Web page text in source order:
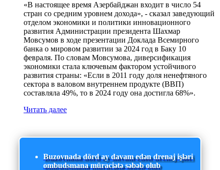
«В настоящее время Азербайджан входит в число 54
стран со средним уровнем дохода», - сказал заведующий
отделом экономики и политики инновационного
развития Администрации президента Шахмар
Мовсумов в ходе презентации Доклада Всемирного
банка о мировом развитии за 2024 год в Баку 10
февраля. По словам Мовсумова, диверсификация
экономики стала ключевым фактором устойчивого
развития страны: «Если в 2011 году доля ненефтяного
сектора в валовом внутреннем продукте (ВВП)
составляла 49%, то в 2024 году она достигла 68%».
Читать далее
Buzovnada dörd ay davam edən drenaj işləri
ombudsmana müraciətə səbəb olub